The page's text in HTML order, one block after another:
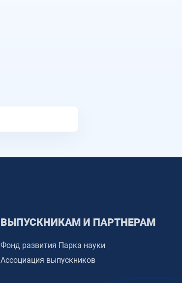
ВЫПУСКНИКАМ И ПАРТНЕРАМ
Фонд развития Парка науки
Ассоциация выпускников